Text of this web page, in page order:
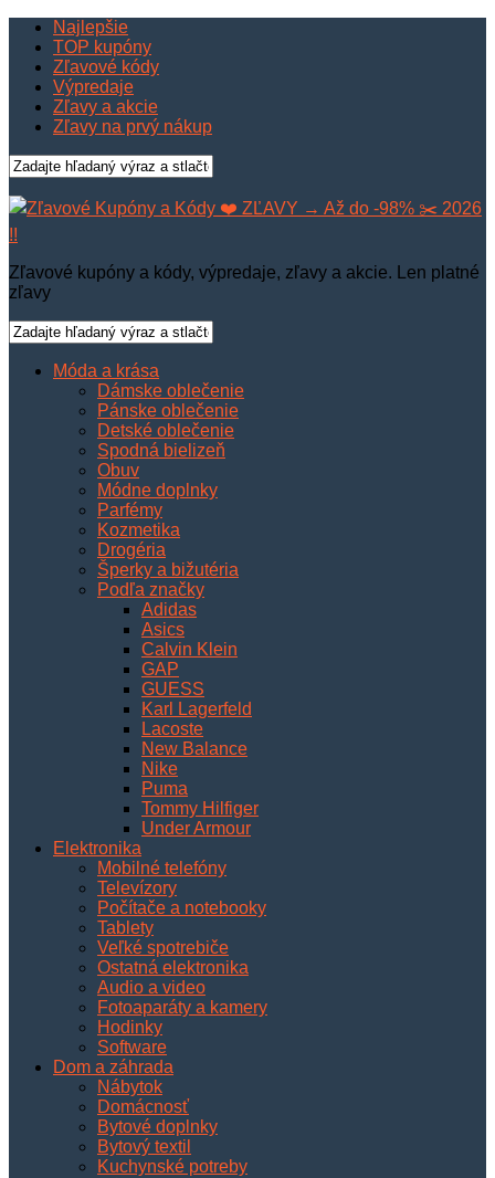
Najlepšie
TOP kupóny
Zľavové kódy
Výpredaje
Zľavy a akcie
Zľavy na prvý nákup
Zľavové kupóny a kódy, výpredaje, zľavy a akcie. Len platné
zľavy
Móda a krása
Dámske oblečenie
Pánske oblečenie
Detské oblečenie
Spodná bielizeň
Obuv
Módne doplnky
Parfémy
Kozmetika
Drogéria
Šperky a bižutéria
Podľa značky
Adidas
Asics
Calvin Klein
GAP
GUESS
Karl Lagerfeld
Lacoste
New Balance
Nike
Puma
Tommy Hilfiger
Under Armour
Elektronika
Mobilné telefóny
Televízory
Počítače a notebooky
Tablety
Veľké spotrebiče
Ostatná elektronika
Audio a video
Fotoaparáty a kamery
Hodinky
Software
Dom a záhrada
Nábytok
Domácnosť
Bytové doplnky
Bytový textil
Kuchynské potreby